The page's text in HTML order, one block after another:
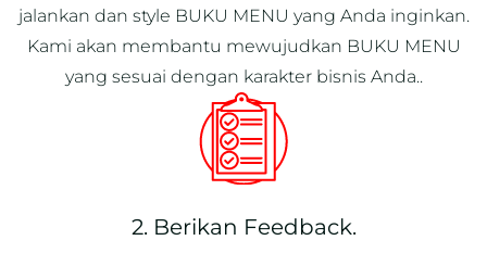
jalankan dan style BUKU MENU yang Anda inginkan.
Kami akan membantu mewujudkan BUKU MENU
yang sesuai dengan karakter bisnis Anda..
2. Berikan Feedback.